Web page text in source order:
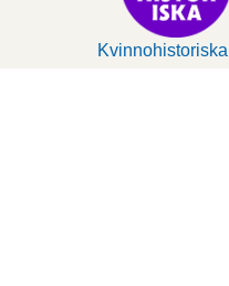
Kvinnohistoriska